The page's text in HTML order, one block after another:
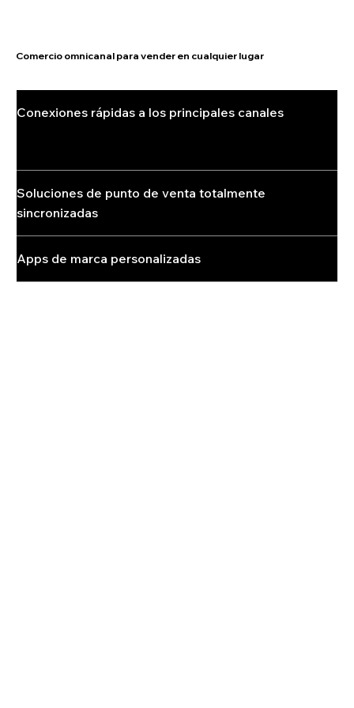
Comercio omnicanal para vender en cualquier lugar
Conexiones rápidas a los principales canales
Soluciones de punto de venta totalmente
sincronizadas
Apps de marca personalizadas